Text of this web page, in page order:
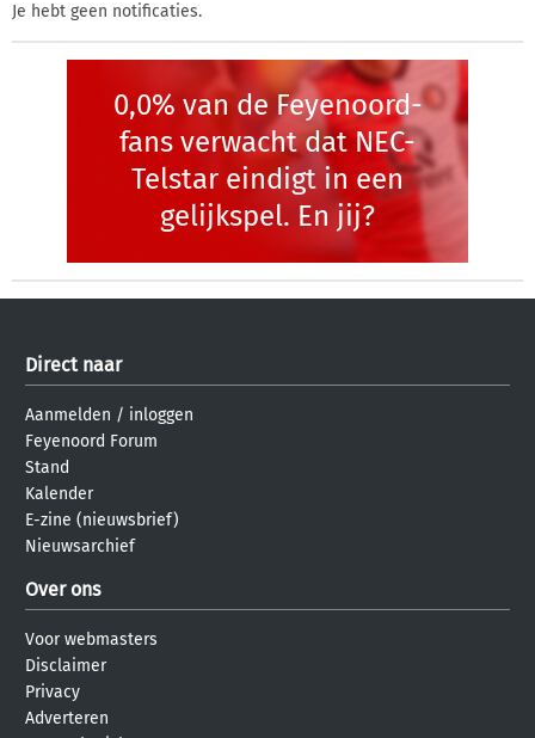
Je hebt geen notificaties.
0,0% van de Feyenoord-
fans verwacht dat NEC-
Telstar eindigt in een
gelijkspel. En jij?
Direct naar
Aanmelden / inloggen
Feyenoord Forum
Stand
Kalender
E-zine (nieuwsbrief)
Nieuwsarchief
Over ons
Voor webmasters
Disclaimer
Privacy
Adverteren